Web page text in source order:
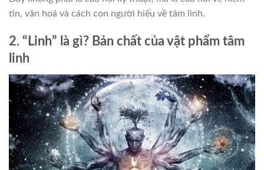
tin, văn hoá và cách con người hiểu về tâm linh.
2. “Linh” là gì? Bản chất của vật phẩm tâm
linh